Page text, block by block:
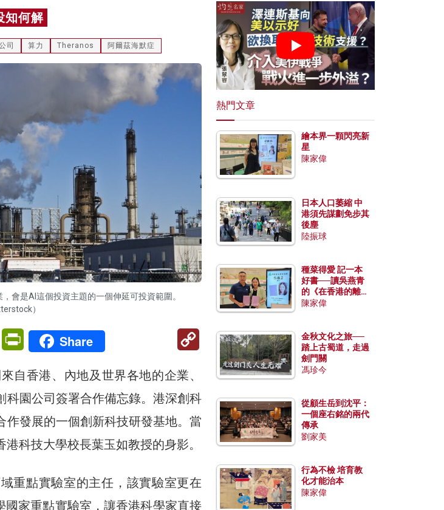
知何解
司 算力 Theranos 阿爾茲海默症
會是AI這個投資主題的一個伸延可投資範圍。
）
X PrintFriendly
Share
Copy
自香港、內地及世界各地的企業、
科園公司簽署合作備忘錄。港深創科
發展的一個創新科技研發基地。當
科技大學校長葉玉如教授的身影。
重點實驗室的主任，該實驗室更在
家重點實驗室，讓香港科學家直接
熱門文章
繪本界一顆閃亮新
星
陳家偉
日本人口萎縮 中
港須先謀劃免步其
後塵
陸振球
種菜得愛 記一本
好書──讀吳燕青
的《在香港的離島
種菜》
陳家偉
金秋文化之旅──
踏上古蜀道，走過
劍門關
馮珍今
從顧生岳到沈平：
一個座右銘的兩代
傳承
劉家美
行為不檢 培育教
化才能治本
陳家偉